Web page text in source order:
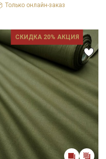
Только онлайн-заказ
СКИДКА 20% АКЦИЯ
персональных
персональных
и